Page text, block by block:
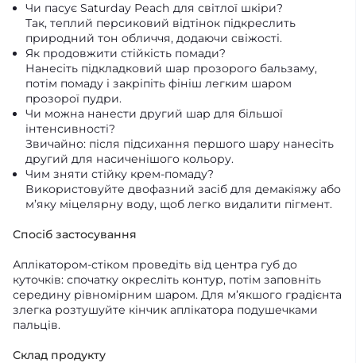
Чи пасує Saturday Peach для світлої шкіри?
Так, теплий персиковий відтінок підкреслить
природний тон обличчя, додаючи свіжості.
Як продовжити стійкість помади?
Нанесіть підкладковий шар прозорого бальзаму,
потім помаду і закріпіть фініш легким шаром
прозорої пудри.
Чи можна нанести другий шар для більшої
інтенсивності?
Звичайно: після підсихання першого шару нанесіть
другий для насиченішого кольору.
Чим зняти стійку крем-помаду?
Використовуйте двофазний засіб для демакіяжу або
м’яку міцелярну воду, щоб легко видалити пігмент.
Спосіб застосування
Аплікатором-стіком проведіть від центра губ до
куточків: спочатку окресліть контур, потім заповніть
середину рівномірним шаром. Для м’якшого градієнта
злегка розтушуйте кінчик аплікатора подушечками
пальців.
Склад продукту